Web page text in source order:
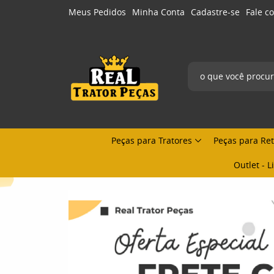
Meus Pedidos Minha Conta Cadastre-se Fale
Peças para Tratores Peças para
Outlet -